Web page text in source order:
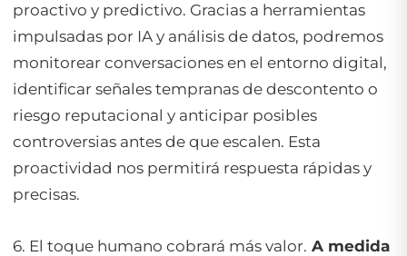
proactivo y predictivo. Gracias a herramientas
impulsadas por IA y análisis de datos, podremos
monitorear conversaciones en el entorno digital,
identificar señales tempranas de descontento o
riesgo reputacional y anticipar posibles
controversias antes de que escalen. Esta
proactividad nos permitirá respuesta rápidas y
precisas.
6. El toque humano cobrará más valor. A medida